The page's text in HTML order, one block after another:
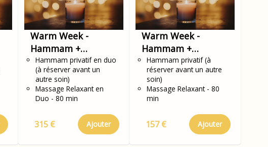
Warm Week -
Hammam +
Massage au choix
80 min en Duo
Hammam privatif en duo
(à réserver avant un
autre soin)
Massage Relaxant en
Duo - 80 min
315 € Ajouter
Warm Week -
Hammam +
Massage au choix
80 min en solo
Hammam privatif (à
réserver avant un autre
soin)
Massage Relaxant - 80
min
157 € Ajouter